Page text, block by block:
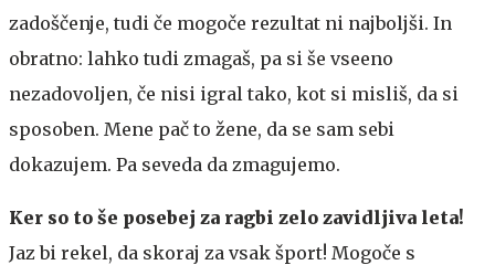
zadoščenje, tudi če mogoče rezultat ni najboljši. In
obratno: lahko tudi zmagaš, pa si še vseeno
nezadovoljen, če nisi igral tako, kot si misliš, da si
sposoben. Mene pač to žene, da se sam sebi
dokazujem. Pa seveda da zmagujemo.
Ker so to še posebej za ragbi zelo zavidljiva leta!
Jaz bi rekel, da skoraj za vsak šport! Mogoče s